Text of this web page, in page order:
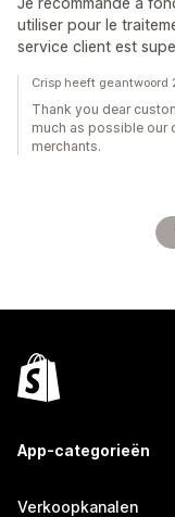
utiliser pour le
service client est
Crisp heeft geantwoord
Thank you dear
much as possible our
merchants.
App-categorieën
Verkoopkanalen